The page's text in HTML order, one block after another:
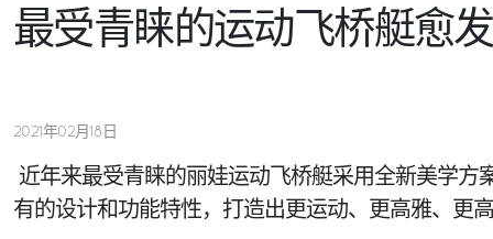
最受青睐的运动飞桥艇愈
2021年02月18日
近年来最受青睐的丽娃运动飞桥艇采用全新美学方
有的设计和功能特性，打造出更运动、更高雅、更